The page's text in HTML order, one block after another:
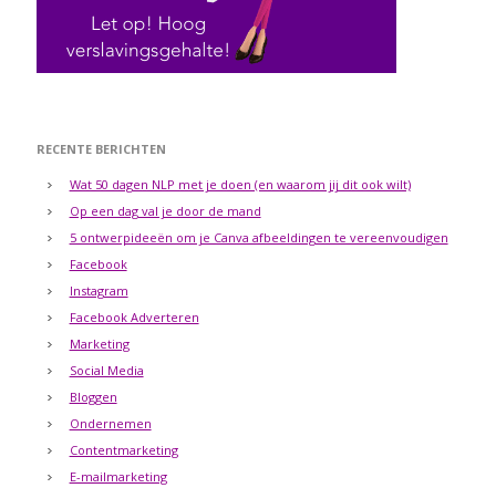
RECENTE BERICHTEN
Wat 50 dagen NLP met je doen (en waarom jij dit ook wilt)
Op een dag val je door de mand
5 ontwerpideeën om je Canva afbeeldingen te vereenvoudigen
Facebook
Instagram
Facebook Adverteren
Marketing
Social Media
Bloggen
Ondernemen
Contentmarketing
E-mailmarketing